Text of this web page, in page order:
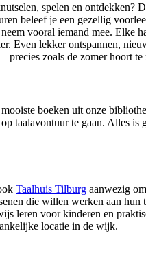
spelen en ontdekken?
beleef je een gezellig
vooral iemand mee. Elke
Even lekker ontspannen,
precies zoals de zomer hoort
boeken uit onze
taalavontuur te gaan. Alles is
Taalhuis Tilburg aanwezig
die willen werken aan hun
leren voor kinderen en
locatie in de wijk.